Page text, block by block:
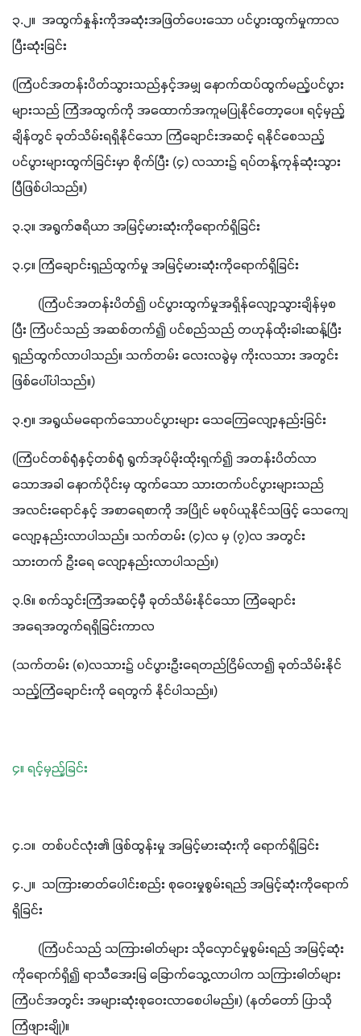
၃.၂။  အ‌ထွက်နှုန်းကိုအဆုံးအဖြတ်ပေးသော ပင်ပွားထွက်မှုကာလ
ပြီးဆုံးခြင်း
(ကြံပင်အတန်းပိတ်သွားသည်နှင့်အမျှ နောက်ထပ်ထွက်မည့်ပင်ပွား
များသည် ကြံအထွက်ကို အထောက်အကူမပြုနိုင်တော့ပေ။ ရင့်မှည့်
ချိန်တွင် ခုတ်သိမ်းရရှိနိုင်သော ကြံချောင်းအဆင့် ရနိုင်စေသည့်
ပင်ပွားများထွက်ခြင်းမှာ စိုက်ပြီး (၄) လသား၌ ရပ်တန့်ကုန်ဆုံးသွား
ပြီဖြစ်ပါသည်။)
၃.၃။ အရွက်ဧရိယာ အမြင့်မားဆုံးကိုရောက်ရှိခြင်း
၃.၄။ ကြံချောင်းရှည်ထွက်မှု အမြင့်မားဆုံးကိုရောက်ရှိခြင်း
(ကြံပင်အတန်းပိတ်၍ ပင်ပွားထွက်မှုအရှိန်လျော့သွားချိန်မှစ
ပြီး ကြံပင်သည် အဆစ်တက်၍ ပင်စည်သည် တဟုန်ထိုးခါးဆန့်ပြီး
ရှည်ထွက်လာပါသည်။ သက်တမ်း လေးလခွဲမှ ကိုးလသား အတွင်း
ဖြစ်ပေါ်ပါသည်။)
၃.၅။ အရွယ်မရောက်သောပင်ပွားများ သေကြေလျော့နည်းခြင်း
(ကြံပင်တစ်ရုံနှင့်တစ်ရုံ ရွက်အုပ်မိုးထိုးရှက်၍ အတန်းပိတ်လာ
သောအခါ နောက်ပိုင်းမှ ထွက်သော သားတက်ပင်ပွားများသည်
အလင်းရောင်နှင့် အစာရေစာကို အပြိုင် မစုပ်ယူနိုင်သဖြင့် သေကျေ
လျော့နည်းလာပါသည်။ သက်တမ်း (၄)လ မှ (၇)လ အတွင်း
သားတက် ဦးရေ လျော့နည်းလာပါသည်။)
၃.၆။ စက်သွင်းကြံအဆင့်မှီ ခုတ်သိမ်းနိုင်သော ကြံချောင်း
အရေအတွက်ရရှိခြင်းကာလ
(သက်တမ်း (၈)လသား၌ ပင်ပွားဦးရေတည်ငြိမ်လာ၍ ခုတ်သိမ်းနိုင်
သည့်ကြံချောင်းကို ရေတွက် နိုင်ပါသည်။)
၄။ ရင့်မှည့်ခြင်း
၄.၁။  တစ်ပင်လုံး၏ ဖြစ်ထွန်းမှု အမြင့်မားဆုံးကို ရောက်ရှိခြင်း
၄.၂။  သကြားဓာတ်ပေါင်းစည်း စုဝေးမှုစွမ်းရည် အမြင့်ဆုံးကိုရောက်
ရှိခြင်း
(ကြံပင်သည် သကြားဓါတ်များ သိုလှောင်မှုစွမ်းရည် အမြင့်ဆုံး
ကိုရောက်ရှိ၍ ရာသီအေးမြ ခြောက်သွေ့လာပါက သကြားဓါတ်များ
ကြံပင်အတွင်း အများဆုံးစုဝေးလာစေပါမည်။) (နတ်တော် ပြာသို
ကြံဖျားချို)။